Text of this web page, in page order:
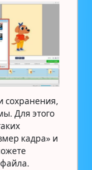
сохранения,
Для этого
кадра» и